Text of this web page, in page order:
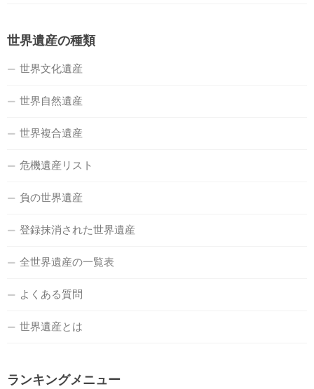
世界遺産の種類
世界文化遺産
世界自然遺産
世界複合遺産
危機遺産リスト
負の世界遺産
登録抹消された世界遺産
全世界遺産の一覧表
よくある質問
世界遺産とは
ランキングメニュー